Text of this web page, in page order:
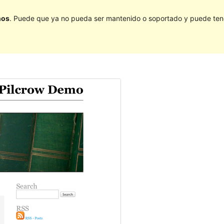
. Puede que ya no pueda ser mantenido o soportado y puede